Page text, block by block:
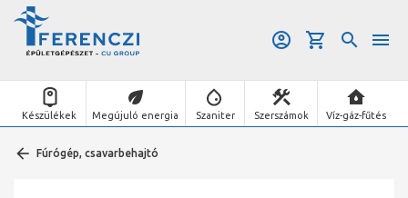
Készülékek Megújuló energia Szaniter Szerszámok Víz-gáz-fűtés
Fúrógép, csavarbehajtó